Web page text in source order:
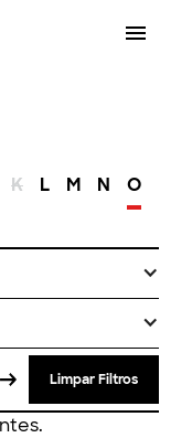
K L M N O
Limpar Filtros